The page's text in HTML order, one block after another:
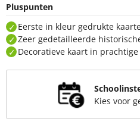
Pluspunten
Eerste in kleur gedrukte
Zeer gedetailleerde
Decoratieve kaart in
Kies voor